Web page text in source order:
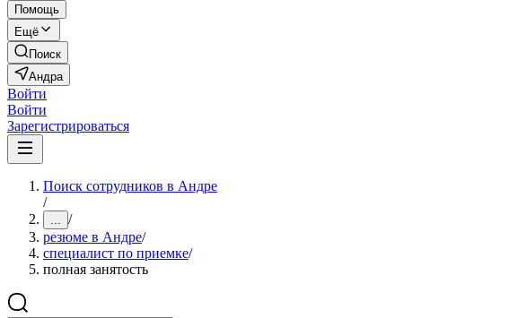
Помощь
Ещё
Поиск
Андра
Войти
Войти
Зарегистрироваться
Поиск сотрудников в Андре
/
... /
резюме в Андре/
специалист по приемке/
полная занятость